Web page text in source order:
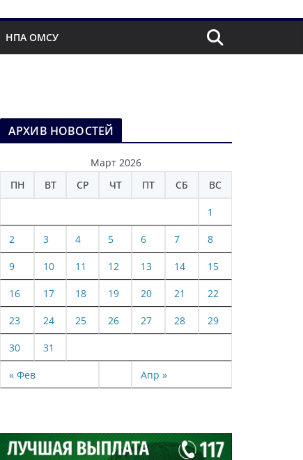
НПА ОМСУ
АРХИВ НОВОСТЕЙ
Март 2026
ПН
ВТ СР ЧТ ПТ СБ ВС
« Фев Апр »
1
2 3 4 5 6 7 8
9 10 11 12 13 14 15
16 17 18 19 20 21 22
23 24 25 26 27 28 29
30 31